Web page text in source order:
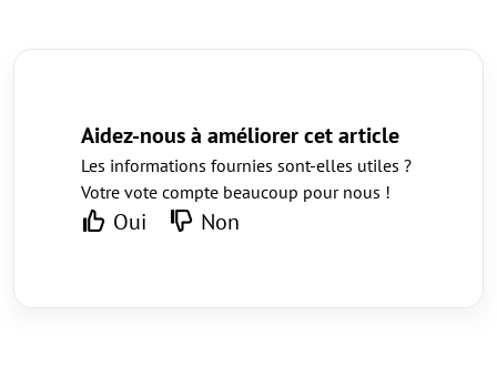
Aidez-nous à améliorer cet article
Les informations fournies sont-elles utiles ?
Votre vote compte beaucoup pour nous !
Oui Non